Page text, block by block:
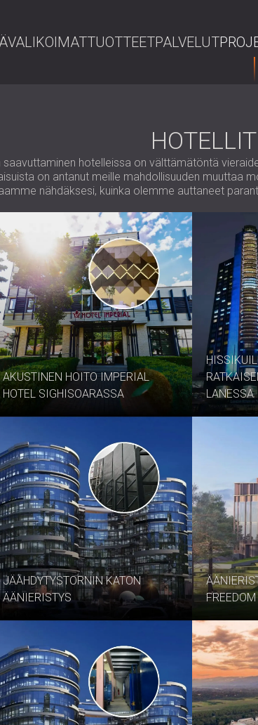
VALIKOIMATTUOTTEETPALVELUT
HOTELLIT
hotelleissa on välttämätöntä
on antanut meille mahdollisuuden muuttaa
nähdäksesi, kuinka olemme auttaneet
AKUSTINEN HOITO IMPERIAL
HOTEL SIGHISOARASSA
LANESSA
JÄÄHDYTYSTORNIN KATON
ÄÄNIERISTYS